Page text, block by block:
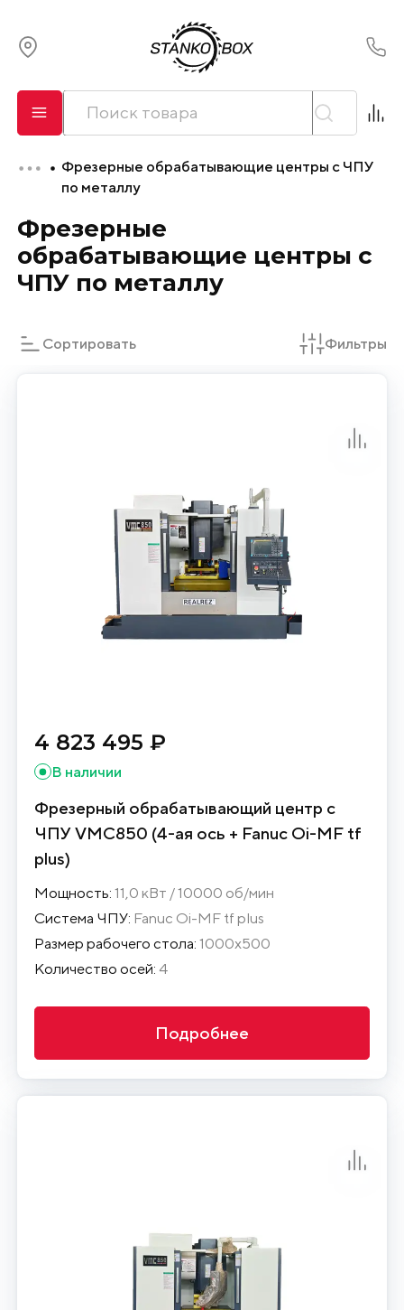
О компании
Сервис
Контакты
Фрезерные обрабатывающие центры с ЧПУ
по металлу
Фрезерные
обрабатывающие центры с
ЧПУ по металлу
Сортировать Фильтры
4 823 495 ₽
В наличии
Фрезерный обрабатывающий центр с
ЧПУ VMC850 (4-ая ось + Fanuc Oi-MF tf
plus)
Мощность: 11,0 кВт / 10000 об/мин
Система ЧПУ: Fanuc Oi-MF tf plus
Размер рабочего стола: 1000х500
Количество осей: 4
Подробнее